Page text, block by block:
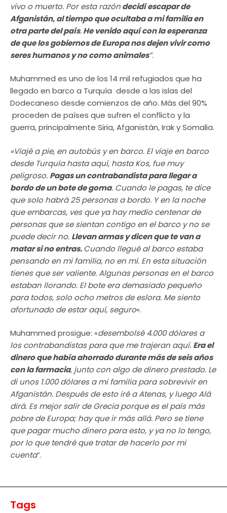
vivo o muerto. Por esta razóndecidí escapar de
Afganistán, al tiempo que ocultaba a mi familia en
otra parte del país.He venido aquí con la esperanza
de que los gobiernos de Europa nos dejen vivir como
seres humanos y no como animales”.
Muhammed es uno de los 14 mil refugiados que ha
llegado en barco a Turquía desde a las islas del
Dodecaneso desde comienzos de año. Más del 90%
proceden de países que sufren el conflicto y la
guerra, principalmente Siria, Afganistán, Irak y Somalia.
«Viajé a pie, en autobús y en barco. El viaje en barco
desde Turquía hasta aquí, hasta Kos, fue muy
peligroso. Pagas un contrabandista para llegar a
bordo de un bote de goma. Cuando le pagas, te dice
que solo habrá 25 personas a bordo. Y en la noche
que embarcas, ves que ya hay medio centenar de
personas que se sientan contigo en el barco y no se
puede decir no. Llevan armas y dicen que te van a
matar si no entras.Cuando llegué al barco estaba
pensando en mi familia, no en mí. En esta situación
tienes que ser valiente. Algunas personas en el barco
estaban llorando. El bote era demasiado pequeño
para todos, solo ocho metros de eslora. Me siento
afortunado de estar aquí, seguro«.
Muhammed prosigue: «desembolsé 4.000 dólares a
los contrabandistas para que me trajeran aquí. Era el
dinero que había ahorrado durante más de seis años
con la farmacia, junto con algo de dinero prestado. Le
di unos 1.000 dólares a mi familia para sobrevivir en
Afganistán. Después de esto iré a Atenas, y luego Alá
dirá. Es mejor salir de Grecia porque es el país más
pobre de Europa; hay que ir más allá. Pero se tiene
que pagar mucho dinero para esto, y ya no lo tengo,
por lo que tendré que tratar de hacerlo por mi
cuenta”.
Tags